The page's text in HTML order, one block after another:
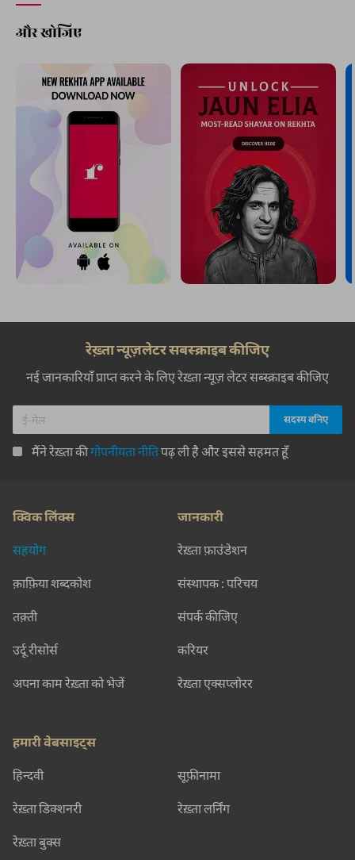
और खोजिए
रेख़्ता न्यूज़लेटर सबस्क्राइब कीजिए
नई जानकारियाँ प्राप्त करने के लिए रेख़्ता न्यूज़ लेटर सब्स्क्राइब कीजिए
मैंने रेख़्ता कीगोपनीयता नीतिपढ़ ली है और इससे सहमत हूँ
क्विक लिंक्स
सहयोग
क़ाफ़िया शब्दकोश
तक़्ती
उर्दू रीसोर्स
अपना काम रेख़्ता को भेजें
जानकारी
रेख़्ता फ़ाउंडेशन
संस्थापक : परिचय
संपर्क कीजिए
करियर
रेख़्ता एक्सप्लोरर
हमारी वेबसाइट्स
हिन्दवी सूफ़ीनामा
रेख़्ता डिक्शनरी रेख़्ता लर्निंग
रेख़्ता बुक्स